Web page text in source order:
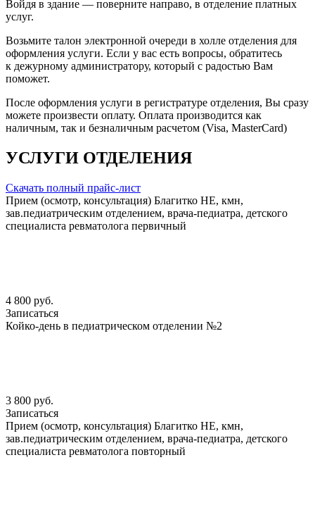
Войдя в здание — поверните направо, в отделение платных
услуг.
Возьмите талон электронной очереди в холле отделения для
оформления услуги. Если у вас есть вопросы, обратитесь
к дежурному администратору, который с радостью Вам
поможет.
После оформления услуги в регистратуре отделения, Вы сразу
можете произвести оплату. Оплата производится как
наличным, так и безналичным расчетом (Visa, MasterCard)
УСЛУГИ ОТДЕЛЕНИЯ
Скачать полный прайс-лист
Прием (осмотр, консультация) Благитко НЕ, кмн,
зав.педиатрическим отделением, врача-педиатра, детского
специалиста ревматолога первичный
4 800 руб.
Записаться
Койко-день в педиатрическом отделении №2
3 800 руб.
Записаться
Прием (осмотр, консультация) Благитко НЕ, кмн,
зав.педиатрическим отделением, врача-педиатра, детского
специалиста ревматолога повторный